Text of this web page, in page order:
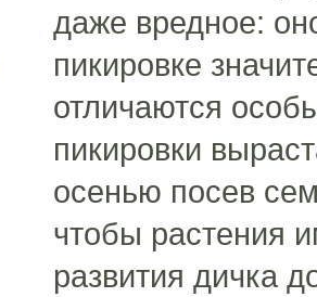
даже вредное:
пикировке
отличаются
пикировки
осенью посев
чтобы растения
развития дичка